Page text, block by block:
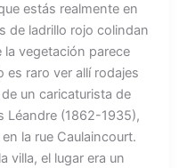
estás realmente en
de ladrillo rojo colindan
vegetación parece
es raro ver allí rodajes
un caricaturista de
Léandre (1862-1935),
la rue Caulaincourt.
villa, el lugar era un